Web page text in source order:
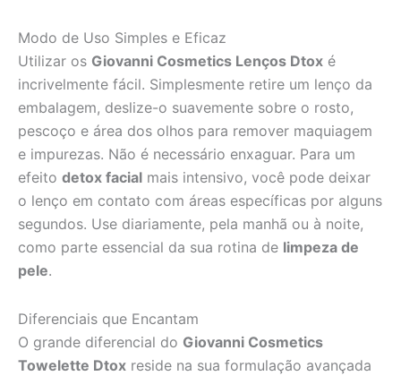
Modo de Uso Simples e Eficaz
Utilizar os Giovanni Cosmetics Lenços Dtox é
incrivelmente fácil. Simplesmente retire um lenço da
embalagem, deslize-o suavemente sobre o rosto,
pescoço e área dos olhos para remover maquiagem
e impurezas. Não é necessário enxaguar. Para um
efeito detox facial mais intensivo, você pode deixar
o lenço em contato com áreas específicas por alguns
segundos. Use diariamente, pela manhã ou à noite,
como parte essencial da sua rotina de limpeza de
pele.
Diferenciais que Encantam
O grande diferencial do Giovanni Cosmetics
Towelette Dtox reside na sua formulação avançada